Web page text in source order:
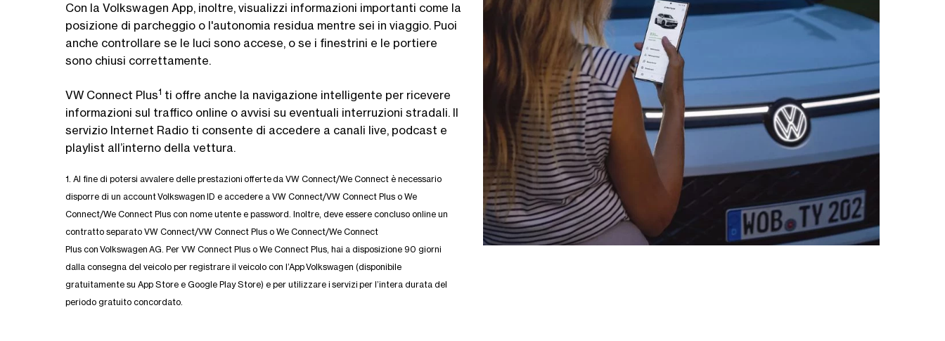
Con la Volkswagen App, inoltre, visualizzi informazioni importanti come la
posizione di parcheggio o l'autonomia residua mentre sei in viaggio. Puoi
anche controllare se le luci sono accese, o se i finestrini e le portiere
sono chiusi correttamente.
VW Connect Plus1 ti offre anche la navigazione intelligente per ricevere
informazioni sul traffico online o avvisi su eventuali interruzioni stradali. Il
servizio Internet Radio ti consente di accedere a canali live, podcast e
playlist all’interno della vettura.
1. Al fine di potersi avvalere delle prestazioni offerte da VW Connect/We Connect è necessario
disporre di un account Volkswagen ID e accedere a VW Connect/VW Connect Plus o We
Connect/We Connect Plus con nome utente e password. Inoltre, deve essere concluso online un
contratto separato VW Connect/VW Connect Plus o We Connect/We Connect
Plus con Volkswagen AG. Per VW Connect Plus o We Connect Plus, hai a disposizione 90 giorni
dalla consegna del veicolo per registrare il veicolo con l’App Volkswagen (disponibile
gratuitamente su App Store e Google Play Store) e per utilizzare i servizi per l’intera durata del
periodo gratuito concordato.